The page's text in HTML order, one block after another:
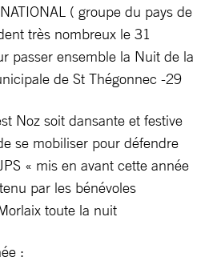
( groupe du pays de
très nombreux le 31
passer ensemble la Nuit de la
de St Thégonnec -29
Noz soit dansante et festive
se mobiliser pour défendre
« mis en avant cette année
par les bénévoles
toute la nuit
: